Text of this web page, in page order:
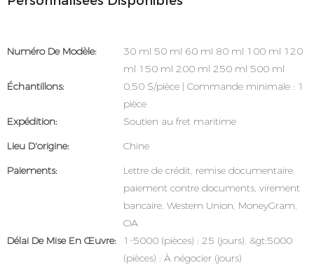
Numéro De Modèle:
30 ml 50 ml 60 ml 80 ml 100 ml 120
ml 150 ml 200 ml 250 ml 500 ml
Échantillons:
0,50 $/pièce | Commande minimale : 1
pièce
Expédition:
Soutien au fret maritime
Lieu D'origine:
Chine
Paiements:
Lettre de crédit, remise documentaire,
paiement contre documents, virement
bancaire, Western Union, MoneyGram,
OA
Délai De Mise En Œuvre:
1-5000 (pièces) : 25 (jours), &gt;5000
(pièces) : À négocier (jours)